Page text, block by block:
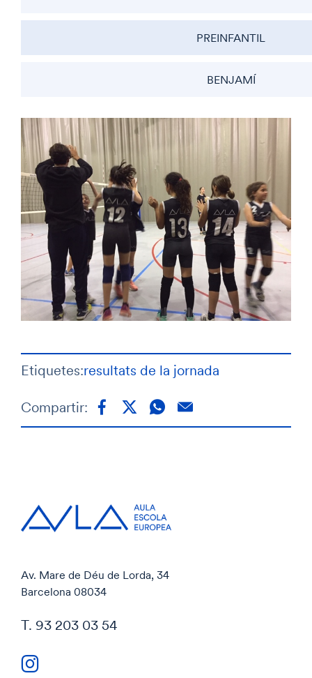
PREINFANTIL
BENJAMÍ
Etiquetes:resultats de la jornada
Compartir:
Av. Mare de Déu de Lorda, 34
Barcelona 08034
T. 93 203 03 54